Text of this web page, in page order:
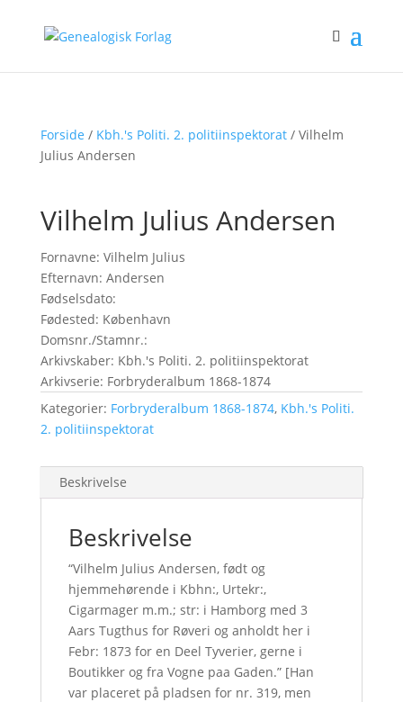
Forside / Kbh.'s Politi. 2. politiinspektorat/ Vilhelm
Julius Andersen
Vilhelm Julius Andersen
Fornavne: Vilhelm Julius
Efternavn: Andersen
Fødselsdato:
Fødested: København
Domsnr./Stamnr.:
Arkivskaber: Kbh.'s Politi. 2. politiinspektorat
Arkivserie: Forbryderalbum 1868-1874
Kategorier: Forbryderalbum 1868-1874, Kbh.'s Politi.
2. politiinspektorat
Beskrivelse
Beskrivelse
“Vilhelm Julius Andersen, født og
hjemmehørende i Kbhn:, Urtekr:,
Cigarmager m.m.; str: i Hamborg med 3
Aars Tugthus for Røveri og anholdt her i
Febr: 1873 for en Deel Tyverier, gerne i
Boutikker og fra Vogne paa Gaden.” [Han
var placeret på pladsen for nr. 319, men